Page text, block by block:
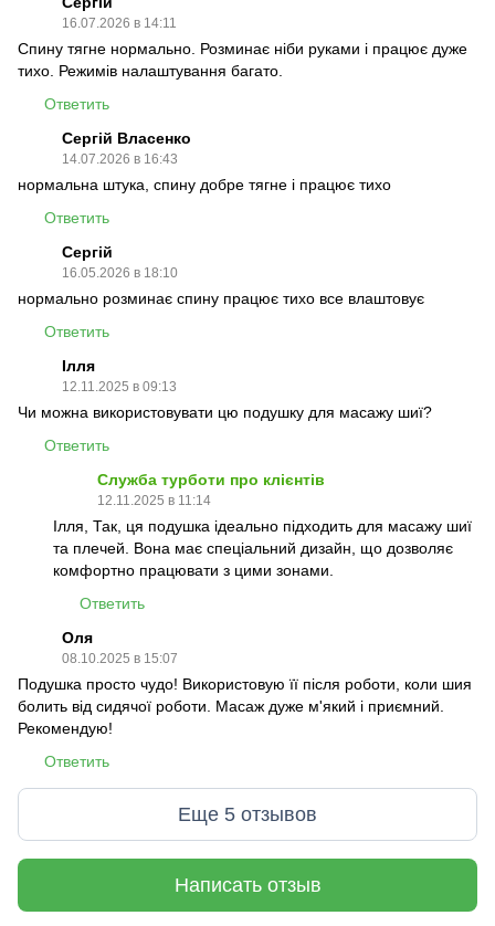
16.07.2026 в 14:11
Спину тягне нормально. Розминає ніби руками і працює дуже
тихо. Режимів налаштування багато.
Ответить
Сергій Власенко
14.07.2026 в 16:43
нормальна штука, спину добре тягне і працює тихо
Ответить
Сергій
16.05.2026 в 18:10
нормально розминає спину працює тихо все влаштовує
Ответить
Ілля
12.11.2025 в 09:13
Чи можна використовувати цю подушку для масажу шиї?
Ответить
Служба турботи про клієнтів
12.11.2025 в 11:14
Ілля, Так, ця подушка ідеально підходить для масажу шиї
та плечей. Вона має спеціальний дизайн, що дозволяє
комфортно працювати з цими зонами.
Ответить
Оля
08.10.2025 в 15:07
Подушка просто чудо! Використовую її після роботи, коли шия
болить від сидячої роботи. Масаж дуже м'який і приємний.
Рекомендую!
Ответить
Еще 5 отзывов
Написать отзыв